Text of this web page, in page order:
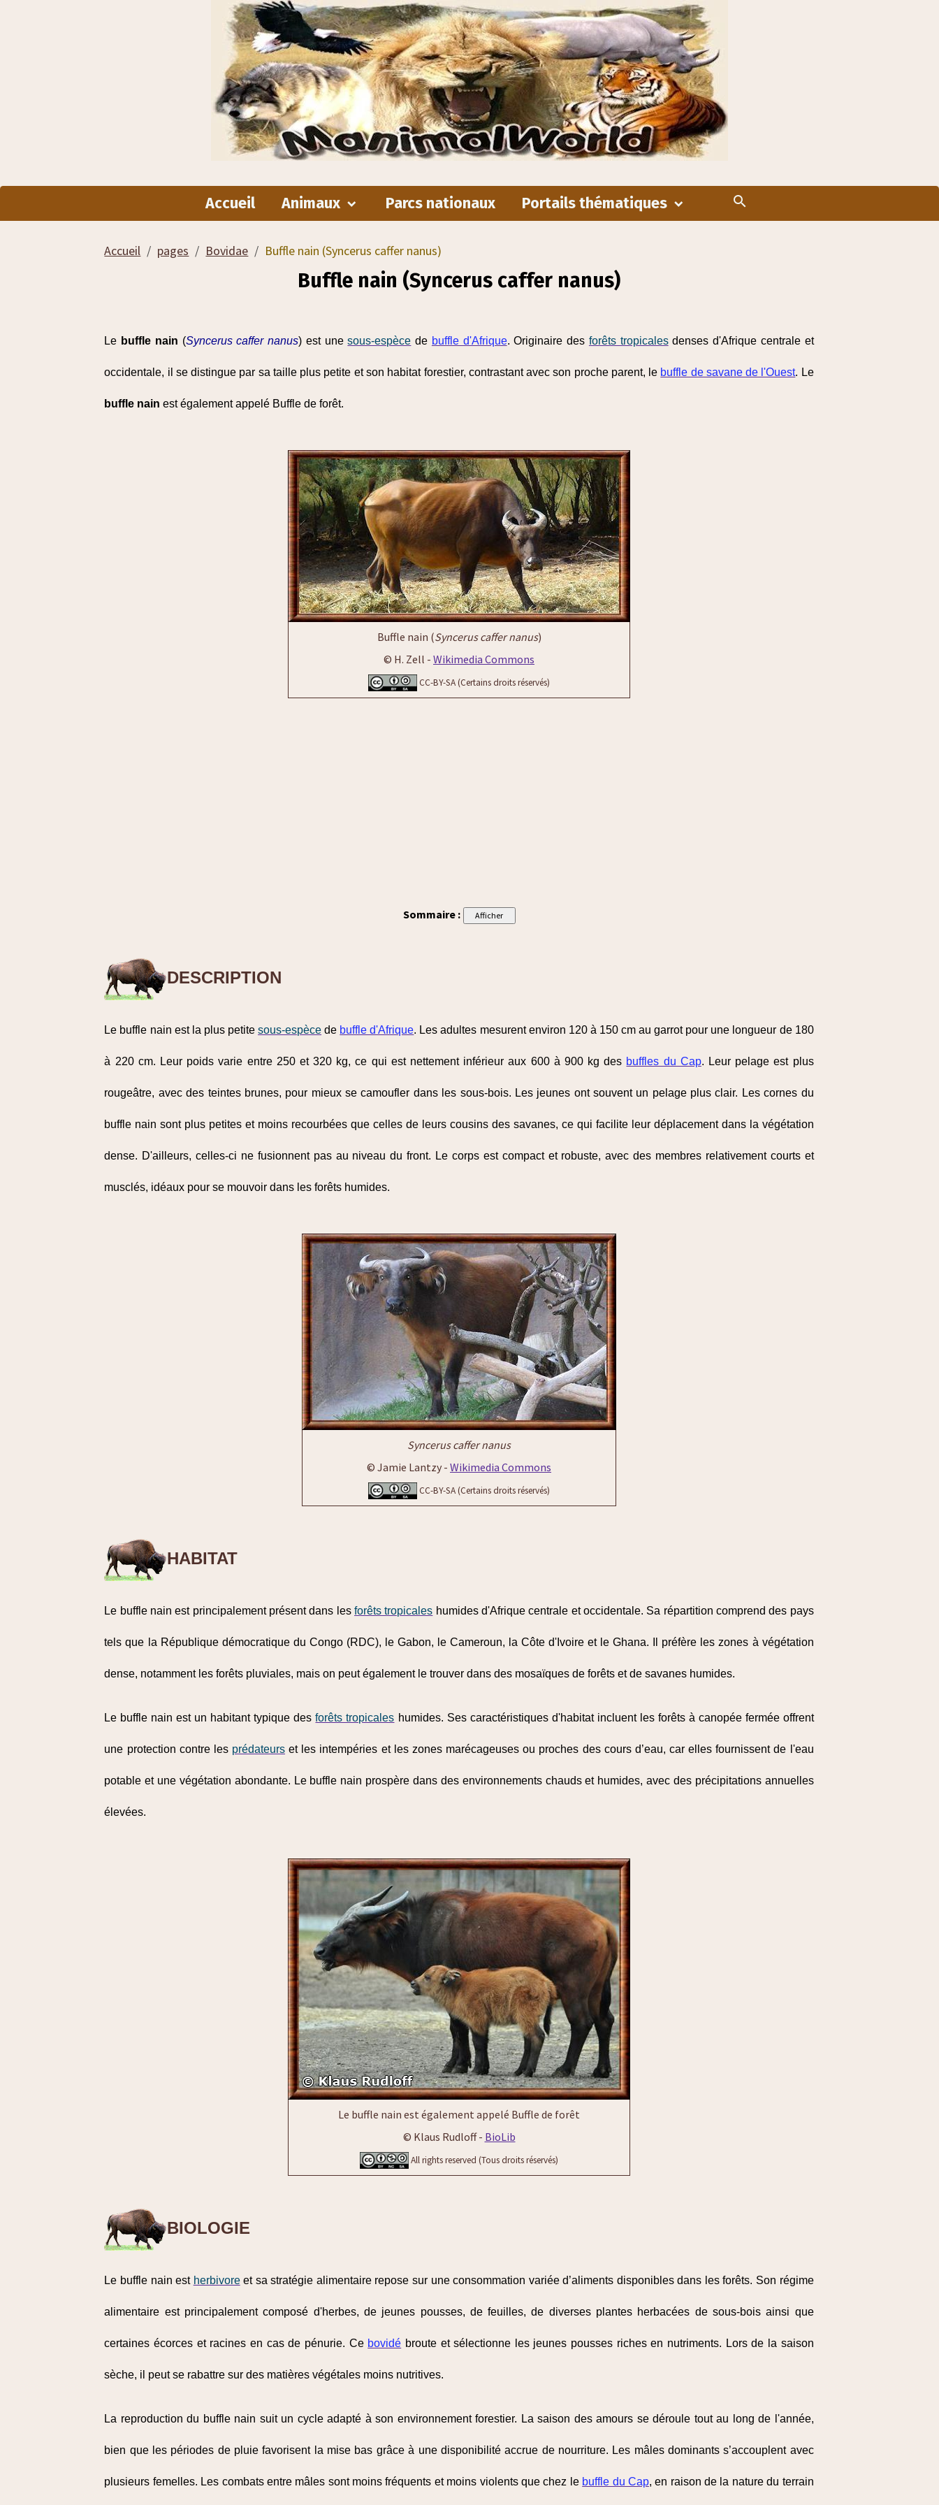
Accueil Animaux Parcs nationaux Portails thématiques
Accueil pages Bovidae Buffle nain (Syncerus caffer nanus)
Buffle nain (Syncerus caffer nanus)
Le buffle nain (Syncerus caffer nanus) est unesous-espèce de buffle d'Afrique. Originaire des forêts tropicalesdenses d'Afrique centrale et
occidentale, il se distingue par sa taille plus petite et son habitat forestier, contrastant avec son proche parent, le buffle de savane de l'Ouest. Le
buffle nain est également appelé Buffle de forêt.
Buffle nain (Syncerus caffer nanus)
© H. Zell - Wikimedia Commons
CC-BY-SA (Certains droits réservés)
Sommaire :
DESCRIPTION
Le buffle nain est la plus petitesous-espèce de buffle d'Afrique. Les adultes mesurent environ 120 à 150 cm au garrot pour une longueur de 180
à 220 cm. Leur poids varie entre 250 et 320 kg, ce qui est nettement inférieur aux 600 à 900 kg des buffles du Cap. Leur pelage est plus
rougeâtre, avec des teintes brunes, pour mieux se camoufler dans les sous-bois. Les jeunes ont souvent un pelage plus clair. Les cornes du
buffle nain sont plus petites et moins recourbées que celles de leurs cousins des savanes, ce qui facilite leur déplacement dans la végétation
dense. D'ailleurs, celles-ci ne fusionnent pas au niveau du front. Le corps est compact et robuste, avec des membres relativement courts et
musclés, idéaux pour se mouvoir dans les forêts humides.
Syncerus caffer nanus
© Jamie Lantzy - Wikimedia Commons
CC-BY-SA (Certains droits réservés)
HABITAT
Le buffle nain est principalement présent dans lesforêts tropicales humides d'Afrique centrale et occidentale. Sa répartition comprend des pays
tels que la République démocratique du Congo (RDC), le Gabon, le Cameroun, la Côte d'Ivoire et le Ghana. Il préfère les zones à végétation
dense, notamment les forêts pluviales, mais on peut également le trouver dans des mosaïques de forêts et de savanes humides.
Le buffle nain est un habitant typique desforêts tropicales humides. Ses caractéristiques d'habitat incluent les forêts à canopée fermée offrent
une protection contre les prédateurs et les intempéries et les zones marécageuses ou proches des cours d’eau, car elles fournissent de l'eau
potable et une végétation abondante. Le buffle nain prospère dans des environnements chauds et humides, avec des précipitations annuelles
élevées.
Le buffle nain est également appelé Buffle de forêt
© Klaus Rudloff - BioLib
All rights reserved (Tous droits réservés)
BIOLOGIE
Le buffle nain est herbivoreet sa stratégie alimentaire repose sur une consommation variée d’aliments disponibles dans les forêts. Son régime
alimentaire est principalement composé d'herbes, de jeunes pousses, de feuilles, de diverses plantes herbacées de sous-bois ainsi que
certaines écorces et racines en cas de pénurie. Ce bovidé broute et sélectionne les jeunes pousses riches en nutriments. Lors de la saison
sèche, il peut se rabattre sur des matières végétales moins nutritives.
La reproduction du buffle nain suit un cycle adapté à son environnement forestier. La saison des amours se déroule tout au long de l'année,
bien que les périodes de pluie favorisent la mise bas grâce à une disponibilité accrue de nourriture. Les mâles dominants s’accouplent avec
plusieurs femelles. Les combats entre mâles sont moins fréquents et moins violents que chez le buffle du Cap, en raison de la nature du terrain